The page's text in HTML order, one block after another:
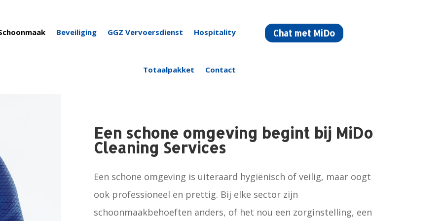
Beveiliging GGZ Vervoersdienst Hospitality
Totaalpakket Contact
Chat met MiDo
Een schone omgeving begint bij MiDo
Cleaning Services
Een schone omgeving is uiteraard hygiënisch of veilig, maar oogt
ook professioneel en prettig. Bij elke sector zijn
schoonmaakbehoeften anders, of het nou een zorginstelling, een